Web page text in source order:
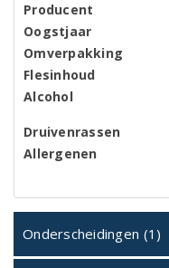
Producent
Oogstjaar
Omverpakking
Flesinhoud
Alcohol
Druivenrassen
Allergenen
Onderscheidingen (1)